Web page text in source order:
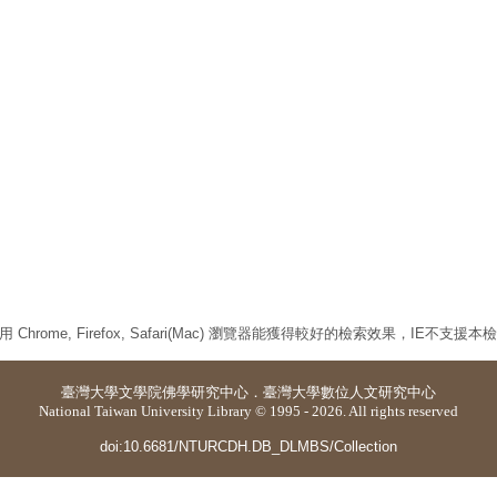
Chrome, Firefox, Safari(Mac) 瀏覽器能獲得較好的檢索效果，IE不支援本檢
臺灣大學文學院佛學研究中心 ． 臺灣大學數位人文研究中心
National Taiwan University Library © 1995 - 2026. All rights reserved
doi:10.6681/NTURCDH.DB_DLMBS/Collection